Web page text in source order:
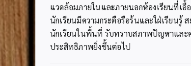
แวดล้อมภายในและภายนอกห้องเรียนที่เอื้
นักเรียนมีความกระตือรือร้นและใฝ่เรียนรู้
นักเรียนในพื้นที่ รับทราบสภาพปัญหาและค
ประสิทธิภาพยิ่งขึ้นต่อไป